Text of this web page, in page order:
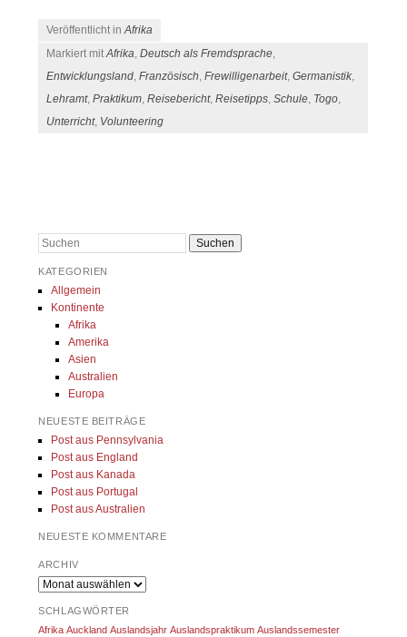
Veröffentlicht inAfrika
Markiert mitAfrika,Deutsch als Fremdsprache,
Entwicklungsland,Französisch,Frewilligenarbeit,Germanistik,
Lehramt,Praktikum,Reisebericht,Reisetipps,Schule, Togo,
Unterricht, Volunteering
Suchen
KATEGORIEN
Allgemein
Kontinente
Afrika
Amerika
Asien
Australien
Europa
NEUESTE BEITRÄGE
Post aus Pennsylvania
Post aus England
Post aus Kanada
Post aus Portugal
Post aus Australien
NEUESTE KOMMENTARE
ARCHIV
Archiv
SCHLAGWÖRTER
Afrika Auckland Auslandsjahr Auslandspraktikum Auslandssemester